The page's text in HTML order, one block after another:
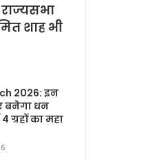
शाह भी
2026: इन
बनेगा धन
ग्रहों का महा